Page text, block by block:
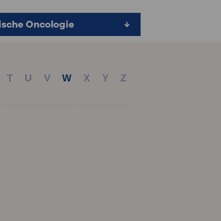
: naar uw dossier
Oncologie
T U V W X Y Z